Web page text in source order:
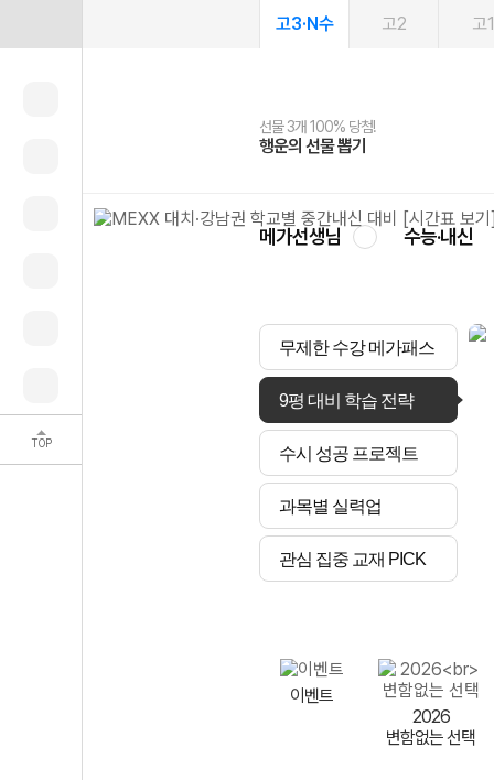
TOP
고3·N수 고2 고1
선물 3개 100% 당첨!
행운의 선물 뽑기
선물 100% 증정!
메가스터디 X 올리브
여름방학 스터디 캐시백
메가런 썸머스쿨
2027 러셀 단과
강사 공개선발
스마트러닝앱
설문 EVENT
메가패스
3일 무료 체험권
메가패스 수강생 무료혜택!
메가클럽 멤버십
사회공헌 캠페인
희망이룸 메가나눔
메가선생님 수능·내신
무제한 수강 메가패스
9평 대비 학습 전략
수시 성공 프로젝트
과목별 실력업
관심 집중 교재 PICK
이벤트
2026
변함없는 선택